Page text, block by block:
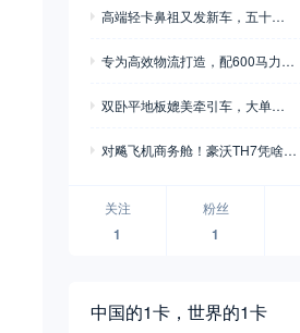
高端轻卡鼻祖又发新车，五十铃
别错过
专为高效物流打造，配600马力玉
版牵引车
双卧平地板媲美牵引车，大单桥7
对飚飞机商务舱！豪沃TH7凭啥开
关注
1
粉丝
1
中国的1卡，世界的1卡